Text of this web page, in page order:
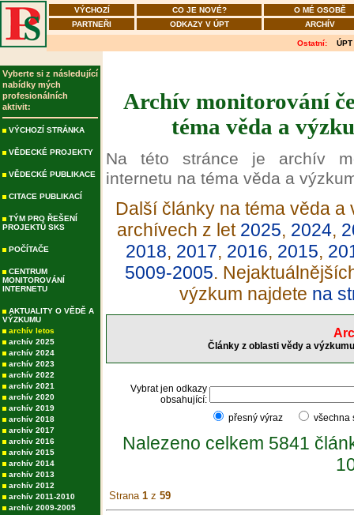
VÝCHOZÍ CO JE NOVÉ?
O MÉ OSOBĚ
PARTNEŘI
ODKAZY V ÚPT ARCHÍV
Ostatní: ÚPT
Vyberte si z následující
nabídky mých
profesionálních
aktivit:
VÝCHOZÍ STRÁNKA
VĚDECKÉ PROJEKTY
VĚDECKÉ PUBLIKACE
CITACE PUBLIKACÍ
TÝM PRO ŘEŠENÍ
PROJEKTŮ SKS
POČÍTAČE
CENTRUM
MONITOROVÁNÍ
INTERNETU
AKTUALITY O VĚDĚ A
VÝZKUMU
archív letos
archív 2025
archív 2024
archív 2023
archív 2022
archív 2021
archív 2020
archív 2019
archív 2018
archív 2017
archív 2016
archív 2015
archív 2014
archív 2013
archív 2012
archív 2011-2010
archív 2009-2005
Archív monitorování
téma věda a
Na této stránce je archív
internetu na téma věda a
Další články na téma věda
archívech z let 2025, 2024,
2018, 2017, 2016, 2015,
5009-2005.
výzkum najdete na
Články z oblasti vědy a
Vybrat jen odkazy
obsahující:
přesný výraz
Nalezeno celkem 5841
Strana 1 z 59